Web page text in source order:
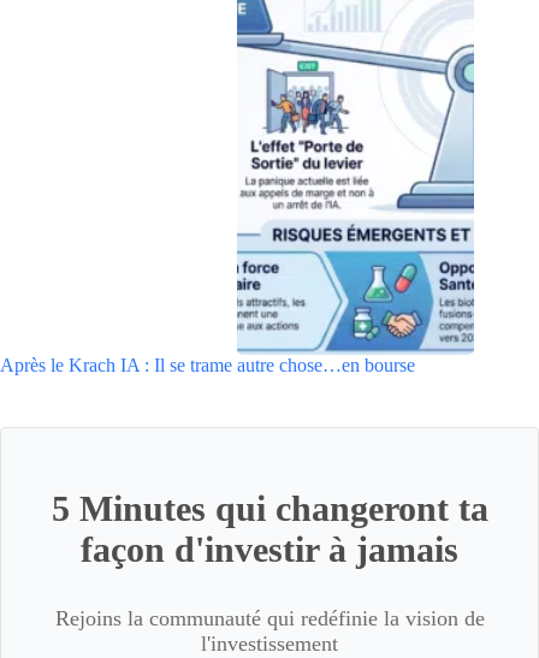
Après le Krach IA : Il se trame autre chose…en bourse
5 Minutes qui changeront ta
façon d'investir à jamais
Rejoins la communauté qui redéfinie la vision de
l'investissement